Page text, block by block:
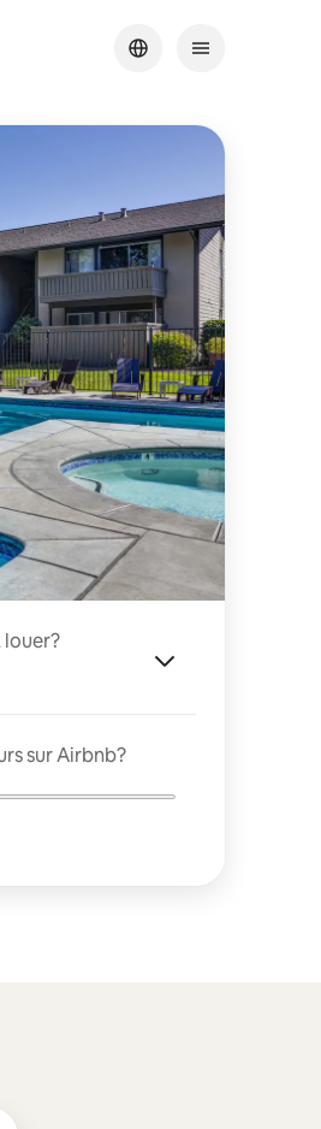
louer?
sur Airbnb?